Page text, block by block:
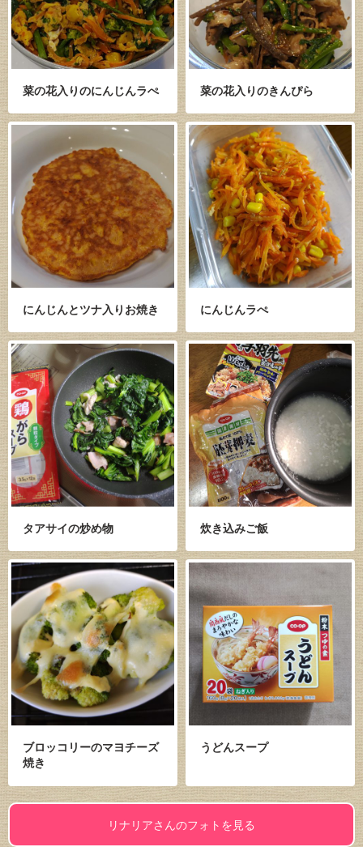
菜の花入りのにんじんラぺ 菜の花入りのきんぴら
にんじんとツナ入りお焼き にんじんラぺ
タアサイの炒め物 炊き込みご飯
ブロッコリーのマヨチーズ
焼き
うどんスープ
リナリアさんのフォトを見る